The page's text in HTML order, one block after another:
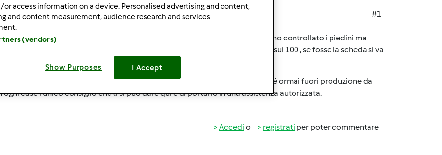
26/2021 - 15:48
#1
wrote:
mai riuscita autilizza la bilancia del TM31, pesa erratamente da sempre, ho controllato i piedini ma
posto. Se lo porto in riparazione mi dicono che se non è la scheda il prezzo è sui 100 , se fosse la scheda si va
che la bilancia difetti da sempre e lo porti a riparare solo ora...il TM31 é ormai fuori produzione da
ogni caso l'unico consiglio che ti si può dare qui é di portarlo in una assistenza autorizzata.
Accedi o registrati per poter commentare
or access information on a device. Personalised advertising and content,
and content measurement, audience research and services
(vendors)
Show Purposes I Accept